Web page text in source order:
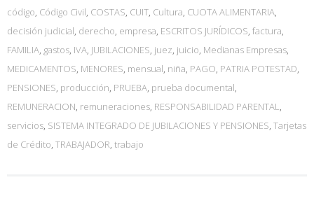
código, Código Civil, COSTAS, CUIT, Cultura, CUOTA ALIMENTARIA,
decisión judicial, derecho, empresa, ESCRITOS JURÍDICOS, factura,
FAMILIA, gastos, IVA, JUBILACIONES, juez, juicio, Medianas Empresas,
MEDICAMENTOS, MENORES, mensual, niña, PAGO, PATRIA POTESTAD,
PENSIONES, producción, PRUEBA, prueba documental,
REMUNERACION, remuneraciones, RESPONSABILIDAD PARENTAL,
servicios, SISTEMA INTEGRADO DE JUBILACIONES Y PENSIONES, Tarjetas
de Crédito, TRABAJADOR, trabajo